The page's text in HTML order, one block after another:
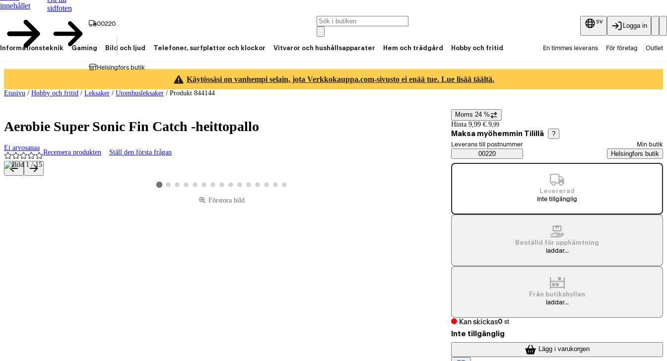
innehållet
sidfoten
00220
Helsingfors butik
sv
Logga in
Informationsteknik Gaming Bild och ljud Telefoner, surfplattor och klockor Vitvaror och hushållsapparater Hem och trädgård Hobby och fritid En timmes leverans För företag Outlet
Käytössäsi on vanhempi selain, jota Verkkokauppa.com-sivusto ei enää tue. Lue lisää täältä.
Etusivu / Hobby och fritid / Leksaker / Utomhusleksaker / Produkt 844144
Aerobie Super Sonic Fin Catch -heittopallo
Ei arvosanaa
Recensera produkten Ställ den första frågan
Produktbilder och videor
Visa produktbild 1
Visa produktbild 2
Visa produktbild 3
Visa produktbild 4
Visa produktbild 5
Visa produktbild 6
Visa produktbild 7
Visa produktbild 8
Visa produktbild 9
Visa produktbild 10
Visa produktbild 11
Visa produktbild 12
Visa produktbild 13
Visa produktbild 14
Visa produktbild 15
Förstora bild
Prisinformation
Moms 24 %
Hinta 9,99 €.9,99
Maksa myöhemmin Tilillä ?
Saatavuustiedot
Välj beställningssätt
Leverans till postnummer
00220
Min butik
Helsingfors butik
Levererad
Inte tillgänglig
Beställd för upphämtning
laddar...
Från butikshyllan
laddar...
Kan skickas0 st
Inte tillgänglig
Lägg i varukorgen